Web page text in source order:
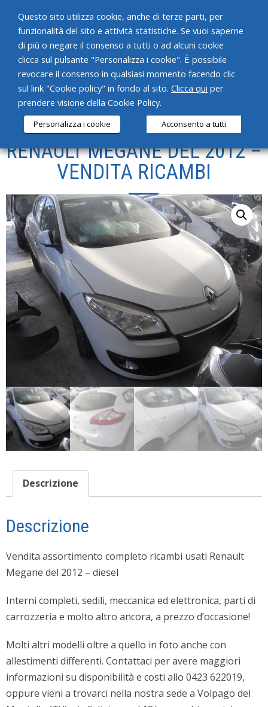
HOME
CHI SIAMO
SERVIZI
PRODOTTI
CONTATTI
RENAULT MEGANE DEL 2012 –
VENDITA RICAMBI
Descrizione
Descrizione
Vendita assortimento completo ricambi usati Renault
Megane del 2012 – diesel
Interni completi, sedili, meccanica ed elettronica, parti di
carrozzeria e molto altro ancora, a prezzo d’occasione!
Molti altri modelli oltre a quello in foto anche con
allestimenti differenti. Contattaci per avere maggiori
informazioni su disponibilità e costi allo 0423 622019,
oppure vieni a trovarci nella nostra sede a Volpago del
Questo sito utilizza cookie, anche di terze parti, per
funzionalità del sito e attività statistiche. Se vuoi saperne
di più o negare il consenso a tutti o ad alcuni cookie
clicca sul pulsante "Personalizza i cookie". È possibile
revocare il consenso in qualsiasi momento facendo clic
sul link "Cookie policy" in fondo al sito. Clicca qui per
prendere visione della Cookie Policy.
Personalizza i cookie Acconsento a tutti